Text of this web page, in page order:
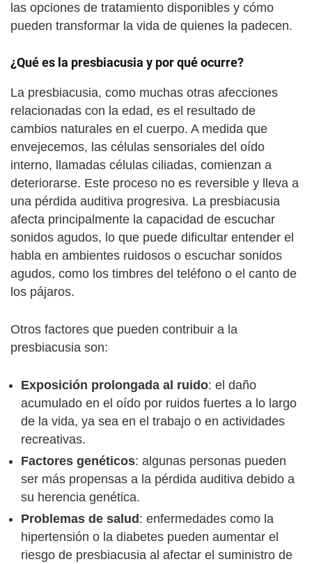
las opciones de tratamiento disponibles y cómo
pueden transformar la vida de quienes la padecen.
¿Qué es la presbiacusia y por qué ocurre?
La presbiacusia, como muchas otras afecciones
relacionadas con la edad, es el resultado de
cambios naturales en el cuerpo. A medida que
envejecemos, las células sensoriales del oído
interno, llamadas células ciliadas, comienzan a
deteriorarse. Este proceso no es reversible y lleva a
una pérdida auditiva progresiva. La presbiacusia
afecta principalmente la capacidad de escuchar
sonidos agudos, lo que puede dificultar entender el
habla en ambientes ruidosos o escuchar sonidos
agudos, como los timbres del teléfono o el canto de
los pájaros.
Otros factores que pueden contribuir a la
presbiacusia son:
Exposición prolongada al ruido: el daño
acumulado en el oído por ruidos fuertes a lo largo
de la vida, ya sea en el trabajo o en actividades
recreativas.
Factores genéticos: algunas personas pueden
ser más propensas a la pérdida auditiva debido a
su herencia genética.
Problemas de salud : enfermedades como la
hipertensión o la diabetes pueden aumentar el
riesgo de presbiacusia al afectar el suministro de